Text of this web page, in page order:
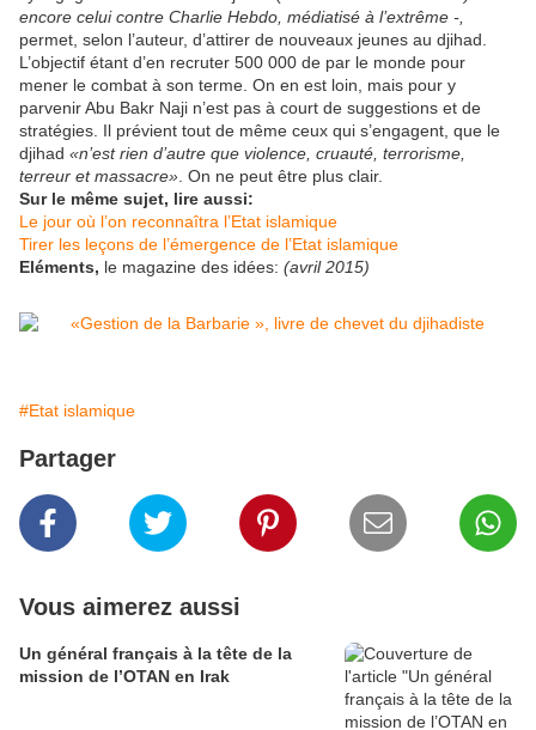
encore celui contre Charlie Hebdo, médiatisé à l’extrême -,
permet, selon l’auteur, d’attirer de nouveaux jeunes au djihad.
L’objectif étant d’en recruter 500 000 de par le monde pour
mener le combat à son terme. On en est loin, mais pour y
parvenir Abu Bakr Naji n’est pas à court de suggestions et de
stratégies. Il prévient tout de même ceux qui s’engagent, que le
djihad «n’est rien d’autre que violence, cruauté, terrorisme,
terreur et massacre» . On ne peut être plus clair.
Sur le même sujet, lire aussi:
Le jour où l’on reconnaîtra l’Etat islamique
Tirer les leçons de l’émergence de l’Etat islamique
Eléments, le magazine des idées: (avril 2015)
#Etat islamique
Partager
Vous aimerez aussi
Un général français à la tête de la
mission de l’OTAN en Irak